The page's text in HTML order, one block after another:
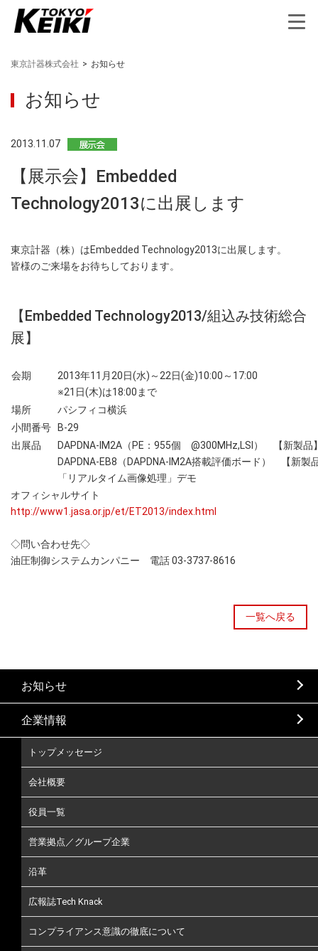
東京計器株式会社 > お知らせ
お知らせ
2013.11.07
【展示会】Embedded
Technology2013に出展します
東京計器（株）はEmbedded Technology2013に出展します。
皆様のご来場をお待ちしております。
【Embedded Technology2013/組込み技術総合
展】
会期
2013年11月20日(水)～22日(金)10:00～17:00
※21日(木)は18:00まで
場所
パシフィコ横浜
小間番号
B-29
出展品
DAPDNA-IM2A（PE：955個 @300MHz,LSI） 【新製品
DAPDNA-EB8（DAPDNA-IM2A搭載評価ボード） 【新製
「リアルタイム画像処理」デモ
オフィシャルサイト
http://www1.jasa.or.jp/et/ET2013/index.html
◇問い合わせ先◇
油圧制御システムカンパニー 電話 03-3737-8616
一覧へ戻る
お知らせ
企業情報
トップメッセージ
会社概要
役員一覧
営業拠点／グループ企業
沿革
広報誌Tech Knack
コンプライアンス意識の徹底について